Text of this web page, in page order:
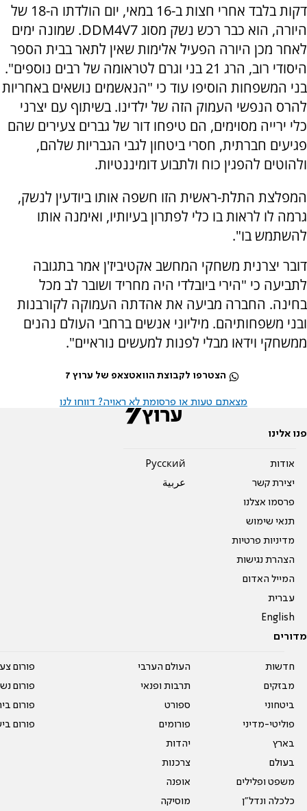
דקות בלבד אחרי חצות ב-16 במאי, יום הולדתו ה-18 של
היורה, הוא כבר רכש נשק מסוגDDM4V7. שמונה ימים
לאחר מכן היורה הפעיל אלימות שאין לתאר בבית הספר
היסודי רוב, הרג 21 בני וגרם לטראומה של רבים נוספים".
בני המשפחות הוסיפו עוד כי "הנאשמים נושאים באחריות
להרס הנפשי העמוק הזה של ילדינו. בשיתוף עם יצרני
כלי ירייה מסוימים, הם טיפחו דור של גברים צעירים שהם
פגיעים חברתית, חסרי ביטחון לגבי הגבריות שלהם,
ולהוטים להפגין כוח ולתבוע דומיננטיות.
המפלצת התלת-ראשית הזו חשפה אותו ביודעין לנשק,
גרמה לו לראות בו כלי לפתרון בעיותיו, ואימנה אותו
להשתמש בו".
דובר יצרנית משחקי המחשב אקטיביז'ן אמר בתגובה
לתביעה כי "הירי ביובלדי היה מחריד ושובר לב מכל
בחינה. החברה מביעה את אהדתה העמוקה לקורבנות
ובני משפחותיהם. מיליוני אנשים ברחבי העולם נהנים
ממשחקי וידאו מבלי לפנות למעשים נוראיים".
הצטרפו לקבוצת הוואטצאפ של ערוץ 7
מצאתם טעות או פרסומת לא ראויה? דווחו לנו
פנו אלינו
אודות
יצירת קשר
פרסמו אצלנו
תנאי שימוש
מדיניות פרטיות
הצהרת נגישות
המייל האדום
עברית
English
Pусский
عربية
מדורים
חדשות
מבזקים
ביטחוני
פוליטי-מדיני
בארץ
בעולם
משפט ופלילים
כלכלה ונדל"ן
העולם הערבי
תרבות ופנאי
ספורט
פורומים
יהדות
צרכנות
אופנה
מוסיקה
פורום
פורום
פורום
פורום